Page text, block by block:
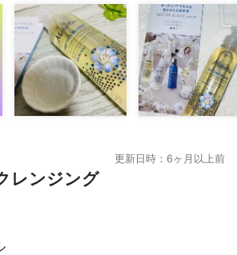
更新日時：6ヶ月以上前
レンジング